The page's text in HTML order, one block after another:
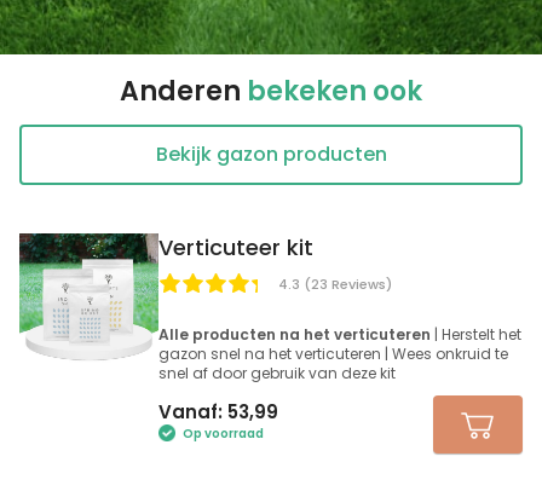
Onkruid verwijderaar
Super werkend en snel aan te brengen met de druk
Anderen bekeken ook
Bekijk gazon producten
4.3 (23 Reviews)
Verticuteer kit
Alle producten na het verticuteren | Herstelt het
gazon snel na het verticuteren | Wees onkruid te
snel af door gebruik van deze kit
Vanaf: 53,99
Op voorraad